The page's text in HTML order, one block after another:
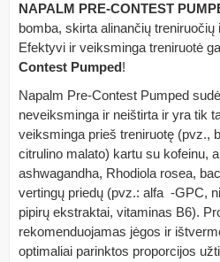
NAPALM PRE-CONTEST
bomba, skirta alinančių
Efektyvi ir veiksminga treniruotė
Contest Pumped !
Napalm Pre-Contest Pumped
neveiksminga ir neištirta ir yra tik
veiksminga prieš treniruotę (pvz.,
citrulino malato) kartu su kofeinu,
ashwagandha, Rhodiola rosea,
vertingų priedų (pvz.: alfa -GPC,
pipirų ekstraktai, vitaminas B6).
rekomenduojamas jėgos ir
optimaliai parinktos proporcijos